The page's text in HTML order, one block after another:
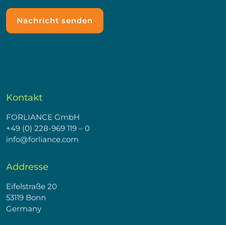
Kontakt
FORLIANCE GmbH
+49 (0) 228-969 119 – 0
info@forliance.com
Addresse
Eifelstraße 20
53119 Bonn
Germany